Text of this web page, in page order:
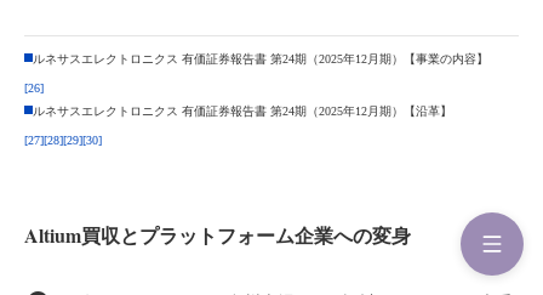
ルネサスエレクトロニクス 有価証券報告書 第24期（2025年12月期）【事業の内容】
[26]
ルネサスエレクトロニクス 有価証券報告書 第24期（2025年12月期）【沿革】
[27][28][29][30]
Altium買収とプラットフォーム企業への変身